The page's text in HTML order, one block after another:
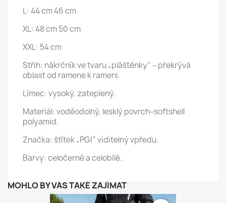
L: 44 cm 46 cm
XL: 48 cm 50 cm
XXL: 54 cm
Střih: nákrčník ve tvaru „pláštěnky“ – překrývá
oblast od ramene k rameni.
Límec: vysoký, zateplený.
Materiál: voděodolný, lesklý povrch–softshell
polyamid.
Značka: štítek „PGI“ viditelný vpředu.
Barvy: celočerné a celobílé.
MOHLO BY VÁS TAKÉ ZAJÍMAT